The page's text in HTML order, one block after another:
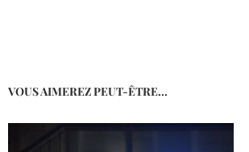
VOUS AIMEREZ PEUT-ÊTRE...